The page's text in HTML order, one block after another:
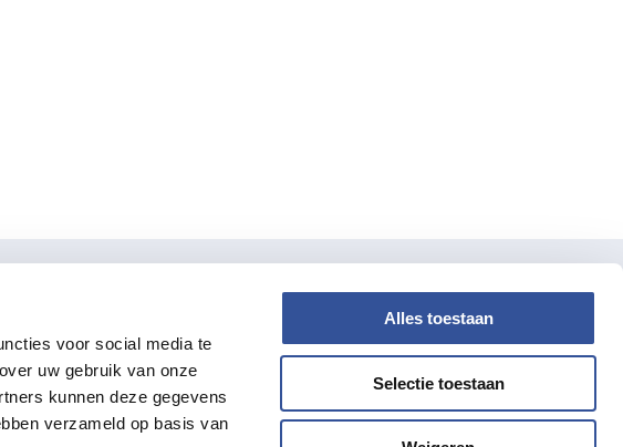
voor social media te
uw gebruik van onze
kunnen deze gegevens
verzameld op basis van
Alles toestaan
Selectie toestaan
LinkedIn
Youtube
verdiwel
Over Ons
Actueel